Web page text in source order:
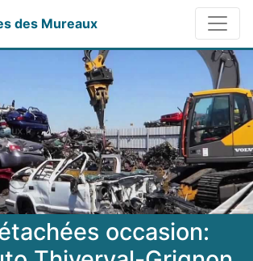
des Mureaux
occasion: